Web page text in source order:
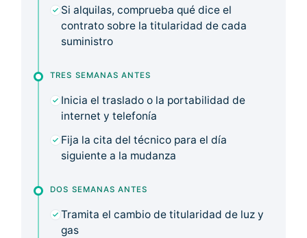
Si alquilas, comprueba qué dice el
contrato sobre la titularidad de cada
suministro
TRES SEMANAS ANTES
Inicia el traslado o la portabilidad de
internet y telefonía
Fija la cita del técnico para el día
siguiente a la mudanza
DOS SEMANAS ANTES
Tramita el cambio de titularidad de luz y
gas